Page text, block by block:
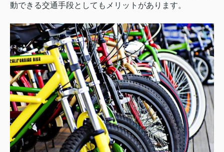
動できる交通手段としてもメリットがあります。